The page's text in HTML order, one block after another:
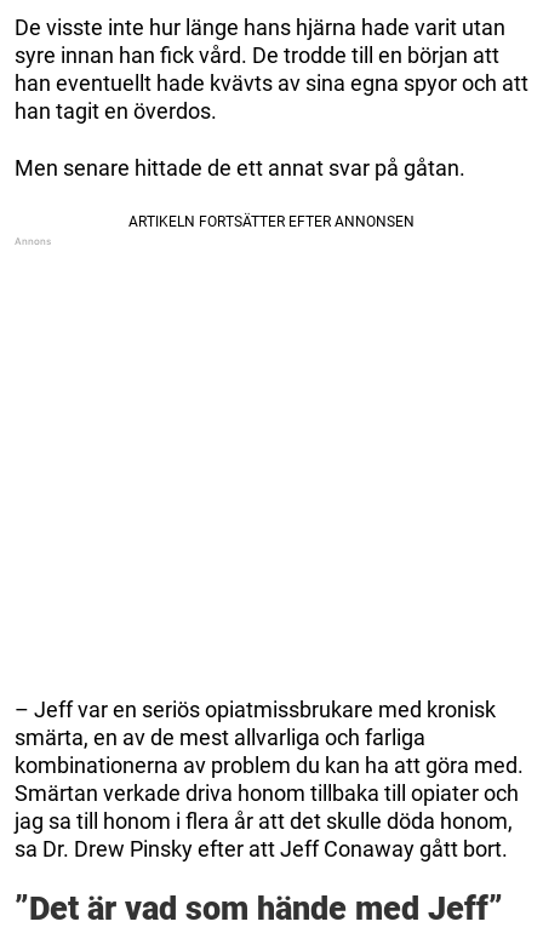
De visste inte hur länge hans hjärna hade varit utan
syre innan han fick vård. De trodde till en början att
han eventuellt hade kvävts av sina egna spyor och att
han tagit en överdos.
Men senare hittade de ett annat svar på gåtan.
– Jeff var en seriös opiatmissbrukare med kronisk
smärta, en av de mest allvarliga och farliga
kombinationerna av problem du kan ha att göra med.
Smärtan verkade driva honom tillbaka till opiater och
jag sa till honom i flera år att det skulle döda honom,
sa Dr. Drew Pinsky efter att Jeff Conaway gått bort.
”Det är vad som hände med Jeff”